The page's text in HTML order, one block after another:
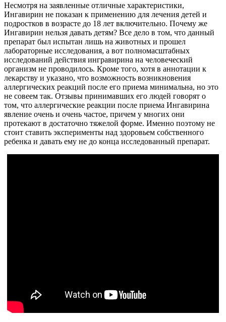
Несмотря на заявленные отличные характеристики,
Ингавирин не показан к применению для лечения детей и
подростков в возрасте до 18 лет включительно. Почему же
Ингавирин нельзя давать детям? Все дело в том, что данный
препарат был испытан лишь на животных и прошел
лабораторные исследования, а вот полномасштабных
исследований действия ингравирина на человеческий
организм не проводилось. Кроме того, хотя в аннотации к
лекарству и указано, что возможность возникновения
аллергических реакций после его приема минимальна, но это
не совеем так. Отзывы принимавших его людей говорят о
том, что аллергические реакции после приема Ингавирина
явление очень и очень частое, причем у многих они
протекают в достаточно тяжелой форме. Именно поэтому не
стоит ставить эксперименты над здоровьем собственного
ребенка и давать ему не до конца исследованный препарат.